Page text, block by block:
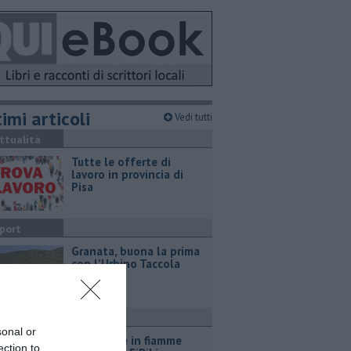
or
to
articoli Vedi tutti
​Tutte le offerte di
lavoro in provincia di
Pisa
​Granata, buona la prima
con l’Urbino Taccola
Sterpaglie in fiamme